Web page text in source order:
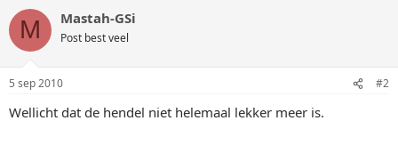
M Mastah-GSi
Post best veel
5 sep 2010 #2
Wellicht dat de hendel niet helemaal lekker meer is.